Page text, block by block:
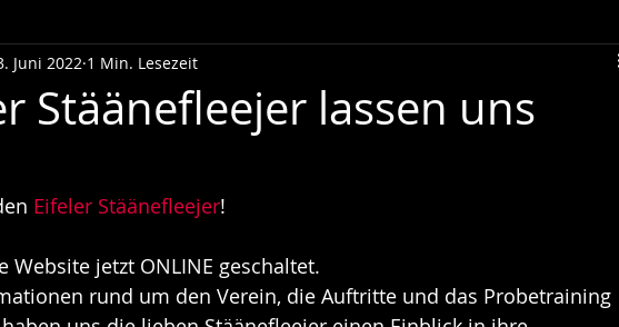
Social Media
Stäänefleejer lassen uns
Juni 2022 1 Min. Lesezeit
Eifeler Stäänefleejer!
Website jetzt ONLINE geschaltet.
rund um den Verein, die Auftritte und das Probetraining